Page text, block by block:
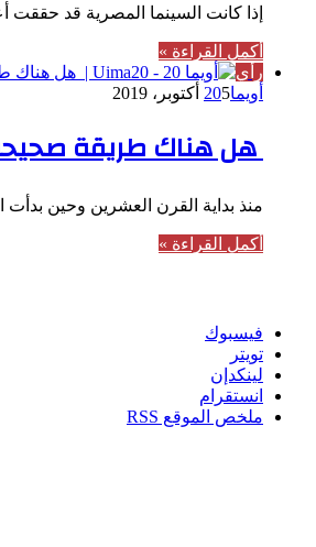
إذا كانت السينما المصرية قد حققت أعلى إيرادات في تاريخها
أكمل القراءة »
رأي
أويما205 أكتوبر، 2019
هل هناك طريقة صحيحة
منذ بداية القرن العشرين وحين
أكمل القراءة »
فيسبوك
تويتر
لينكدإن
انستقرام
ملخص الموقع RSS